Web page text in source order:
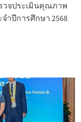
วจประเมินคุณภาพ
ำปีการศึกษา 2568